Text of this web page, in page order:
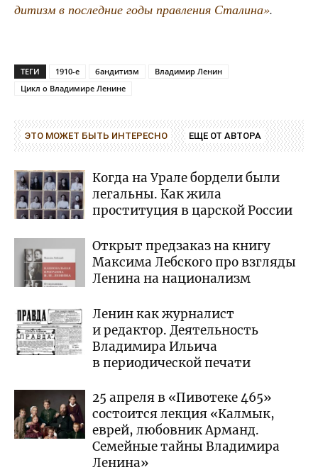
ди­тизм в послед­ние годы прав­ле­ния Ста­ли­на».
ТЕГИ 1910-е бандитизм
Владимир Ленин
Цикл о Владимире Ленине
ЭТО МОЖЕТ БЫТЬ ИНТЕРЕСНО ЕЩЕ ОТ АВТОРА
Когда на Урале бордели были
легальны. Как жила
проституция в царской России
Открыт предзаказ на книгу
Максима Лебского про взгляды
Ленина на национализм
Ленин как журналист
и редактор. Деятельность
Владимира Ильича
в периодической печати
25 апреля в «Пивотеке 465»
состоится лекция «Калмык,
еврей, любовник Арманд.
Семейные тайны Владимира
Ленина»